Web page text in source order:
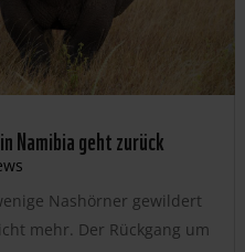
Namibia geht zurück
Nashörner gewildert
mehr. Der Rückgang um